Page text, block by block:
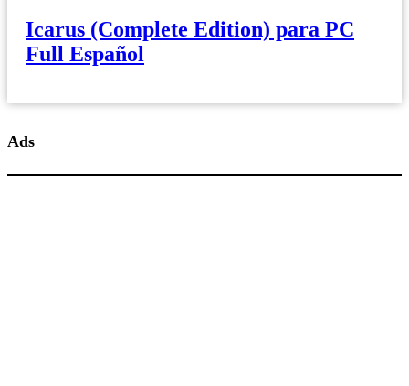
Icarus (Complete Edition) para PC
Full Español
Ads